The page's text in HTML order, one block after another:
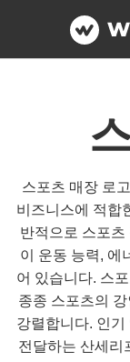
스포츠 매장 로
비즈니스에 적합
반적으로 스포
이 운동 능력, 에
어 있습니다. 스
종종 스포츠의
강렬합니다. 인
전달하는 산세리